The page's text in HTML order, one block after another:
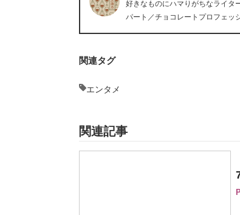
好きなものにハマりがちなライタ
パート／チョコレートプロフェッ
関連タグ
エンタメ
関連記事